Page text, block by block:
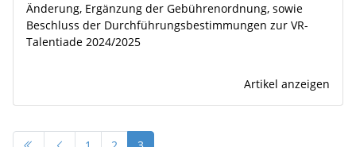
Änderung, Ergänzung der Gebührenordnung, sowie
Beschluss der Durchführungsbestimmungen zur VR-
Talentiade 2024/2025
Artikel anzeigen